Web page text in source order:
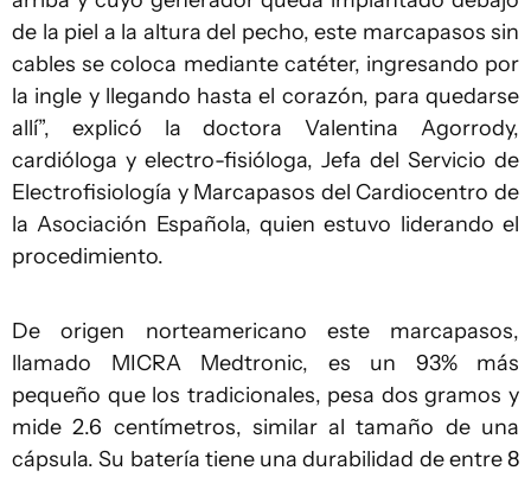
de la piel a la altura del pecho, este marcapasos sin
cables se coloca mediante catéter, ingresando por
la ingle y llegando hasta el corazón, para quedarse
allí”, explicó la doctora Valentina Agorrody,
cardióloga y electro-fisióloga, Jefa del Servicio de
Electrofisiología y Marcapasos del Cardiocentro de
la Asociación Española, quien estuvo liderando el
procedimiento.
De origen norteamericano este marcapasos,
llamado MICRA Medtronic, es un 93% más
pequeño que los tradicionales, pesa dos gramos y
mide 2.6 centímetros, similar al tamaño de una
cápsula. Su batería tiene una durabilidad de entre 8